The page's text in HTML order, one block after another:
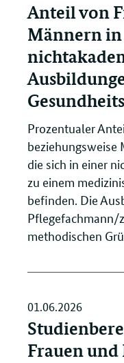
Anteil von
Männern in
Prozentualer
beziehungsweise
die sich in einer
zu einem
befinden. Die
Pflegefachmann/
methodischen
01.06.2026
Frauen